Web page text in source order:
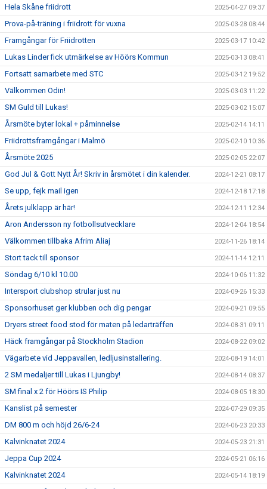
Hela Skåne friidrott 2025-04-27 09:37
Prova-på-träning i friidrott för vuxna 2025-03-28 08:44
Framgångar för Friidrotten 2025-03-17 10:42
Lukas Linder fick utmärkelse av Höörs Kommun 2025-03-13 08:41
Fortsatt samarbete med STC 2025-03-12 19:52
Välkommen Odin! 2025-03-03 11:22
SM Guld till Lukas! 2025-03-02 15:07
Årsmöte byter lokal + påminnelse 2025-02-14 14:11
Friidrottsframgångar i Malmö 2025-02-10 10:36
Årsmöte 2025 2025-02-05 22:07
God Jul & Gott Nytt År! Skriv in årsmötet i din kalender. 2024-12-21 08:17
Se upp, fejk mail igen 2024-12-18 17:18
Årets julklapp är här! 2024-12-11 12:34
Aron Andersson ny fotbollsutvecklare 2024-12-04 18:54
Välkommen tillbaka Afrim Aliaj 2024-11-26 18:14
Stort tack till sponsor 2024-11-14 12:11
Söndag 6/10 kl 10.00 2024-10-06 11:32
Intersport clubshop strular just nu 2024-09-26 15:33
Sponsorhuset ger klubben och dig pengar 2024-09-21 09:55
Dryers street food stod för maten på ledarträffen 2024-08-31 09:11
Häck framgångar på Stockholm Stadion 2024-08-22 09:02
Vägarbete vid Jeppavallen, ledljusinstallering. 2024-08-19 14:01
2 SM medaljer till Lukas i Ljungby! 2024-08-14 08:37
SM final x 2 för Höörs IS Philip 2024-08-05 18:30
Kanslist på semester 2024-07-29 09:35
DM 800 m och höjd 26/6-24 2024-06-23 20:33
Kalvinknatet 2024 2024-05-23 21:31
Jeppa Cup 2024 2024-05-21 06:16
Kalvinknatet 2024 2024-05-14 18:19